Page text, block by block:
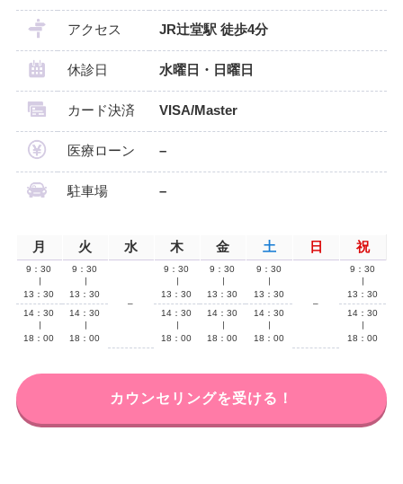
アクセス JR辻堂駅 徒歩4分
休診日 水曜日・日曜日
カード決済 VISA/Master
医療ローン –
駐車場 –
月 火 水 木 金 土 日 祝
9：30
13：30
9：30
13：30
–
9：30
13：30
9：30
13：30
9：30
13：30
–
9：30
13：30
14：30
18：00
14：30
18：00
14：30
18：00
14：30
18：00
14：30
18：00
14：30
18：00
カウンセリングを受ける！